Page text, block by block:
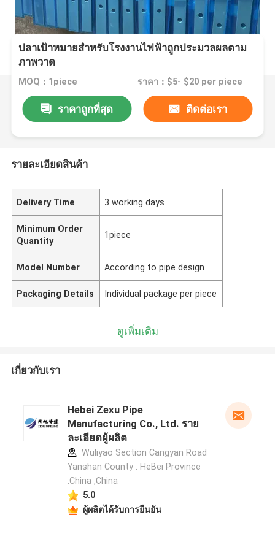
ปลาเป้าหมายสําหรับโรงงานไฟฟ้าถูกประมวลผลตาม
ภาพวาด
MOQ：1piece ราคา：$5- $20 per piece
ราคาถูกที่สุด ติดต่อเรา
รายละเอียดสินค้า
Delivery Time 3 working days
Minimum Order
Quantity
1piece
Model Number According to pipe design
Packaging Details Individual package per piece
ดูเพิ่มเติม
เกี่ยวกับเรา
Hebei Zexu Pipe
Manufacturing Co., Ltd. ราย
ละเอียดผู้ผลิต
Wuliyao Section Cangyan Road
Yanshan County . HeBei Province
.China ,China
5.0
ผู้ผลิตได้รับการยืนยัน